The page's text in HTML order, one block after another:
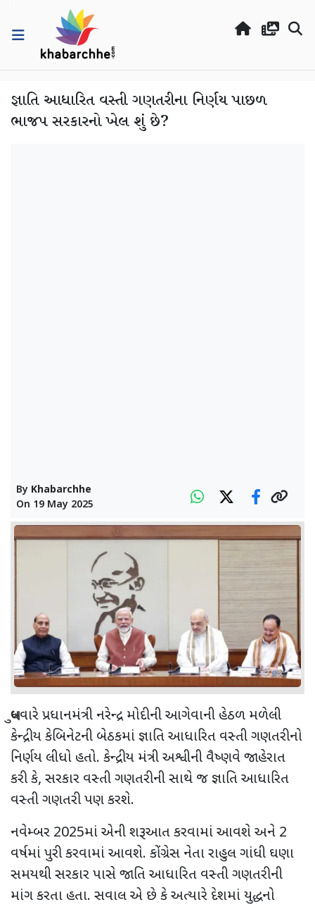
જ્ઞાતિ આધારિત વસ્તી ગણતરીના નિર્ણય પાછળ
ભાજપ સરકારનો ખેલ શું છે?
By Khabarchhe
On 19 May 2025
બુધવારે પ્રધાનમંત્રી નરેન્દ્ર મોદીની આગેવાની હેઠળ મળેલી
કેન્દ્રીય કેબિનેટની બેઠકમાં જ્ઞાતિ આધારિત વસ્તી ગણતરીનો
નિર્ણય લીધો હતો. કેન્દ્રીય મંત્રી અશ્વીની વૈષ્ણવે જાહેરાત
કરી કે, સરકાર વસ્તી ગણતરીની સાથે જ જ્ઞાતિ આધારિત
વસ્તી ગણતરી પણ કરશે.
નવેમ્બર 2025માં એની શરૂઆત કરવામાં આવશે અને 2
વર્ષમાં પુરી કરવામાં આવશે. કોંગ્રેસ નેતા રાહુલ ગાંધી ઘણા
સમયથી સરકાર પાસે જાતિ આધારિત વસ્તી ગણતરીની
માંગ કરતા હતા. સવાલ એ છે કે અત્યારે દેશમાં યુદ્ધનો